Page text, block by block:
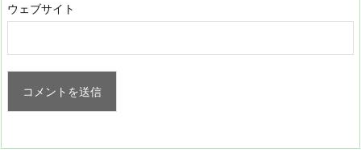
ウェブサイト